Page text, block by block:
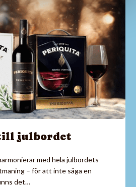
julbordet
med hela julbordets
– för att inte säga en
det…